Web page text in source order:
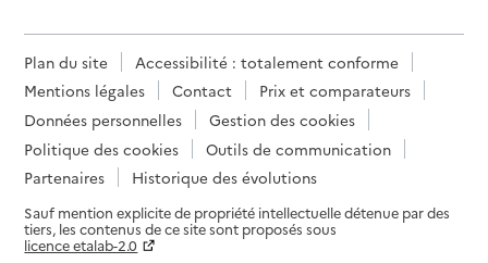
Plan du site
Accessibilité : totalement conforme
Mentions légales
Contact
Prix et comparateurs
Données personnelles
Gestion des cookies
Politique des cookies
Outils de communication
Partenaires
Historique des évolutions
Sauf mention explicite de propriété intellectuelle détenue par des
tiers, les contenus de ce site sont proposés sous
licence etalab-2.0